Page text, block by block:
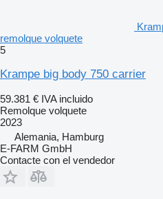
remolque volquete
5
Krampe big body 750 carrier
59.381 € IVA incluido
Remolque volquete
2023
Alemania, Hamburg
E-FARM GmbH
Contacte con el vendedor